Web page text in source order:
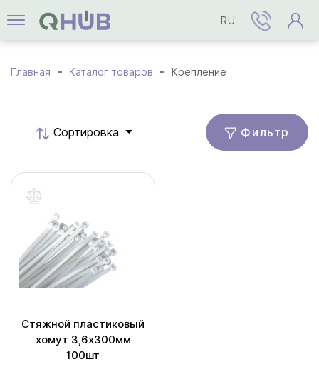
RU
Главная Каталог товаров Крепление
Cортировка Фильтр
Стяжной пластиковый
хомут 3,6х300мм
100шт